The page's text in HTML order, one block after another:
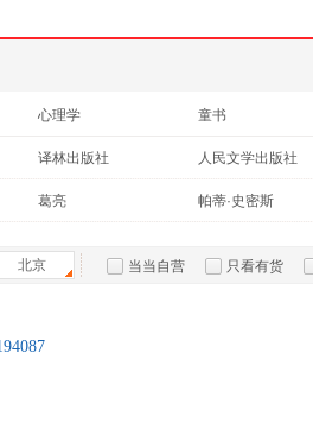
心理学 童书
成功/励志 考试
译林出版社 人民文学出版社
漓江出版社
葛亮 帕蒂·史密斯
北京 当当自营 只看有货